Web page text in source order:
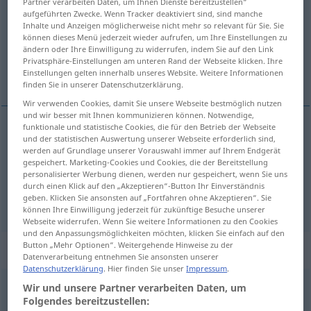
Übersicht aller Übersetzungen
(Für mehr Details die Übersetzung anklicken/antippen)
baby, infant
baby Baby
infant Baby
Beispielsätze für "Baby"
bei uns ist ein Baby angekommen
aufgeführten Zwecke. Wenn Tracker deaktiviert sind, sind manche
Inhalte und Anzeigen möglicherweise nicht mehr so relevant für Sie. Sie
können dieses Menü jederzeit wieder aufrufen, um Ihre Einstellungen zu
ändern oder Ihre Einwilligung zu widerrufen, indem Sie auf den Link
Privatsphäre-Einstellungen am unteren Rand der Webseite klicken. Ihre
Einstellungen gelten innerhalb unseres Website. Weitere Informationen
finden Sie in unserer Datenschutzerklärung.
Wir verwenden Cookies, damit Sie unsere Webseite bestmöglich nutzen
und wir besser mit Ihnen kommunizieren können. Notwendige,
funktionale und statistische Cookies, die für den Betrieb der Webseite
und der statistischen Auswertung unserer Webseite erforderlich sind,
werden auf Grundlage unserer Vorauswahl immer auf Ihrem Endgerät
gespeichert. Marketing-Cookies und Cookies, die der Bereitstellung
personalisierter Werbung dienen, werden nur gespeichert, wenn Sie uns
durch einen Klick auf den „Akzeptieren“-Button Ihr Einverständnis
geben. Klicken Sie ansonsten auf „Fortfahren ohne Akzeptieren“. Sie
können Ihre Einwilligung jederzeit für zukünftige Besuche unserer
Webseite widerrufen. Wenn Sie weitere Informationen zu den Cookies
und den Anpassungsmöglichkeiten möchten, klicken Sie einfach auf den
Button „Mehr Optionen“. Weitergehende Hinweise zu der
Datenverarbeitung entnehmen Sie ansonsten unserer
Datenschutzerklärung. Hier finden Sie unserImpressum.
Wir und unsere Partner verarbeiten Daten, um
Folgendes bereitzustellen: